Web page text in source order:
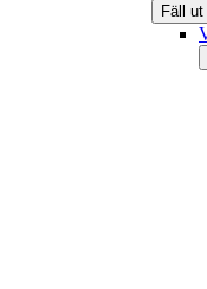
Fäll ut